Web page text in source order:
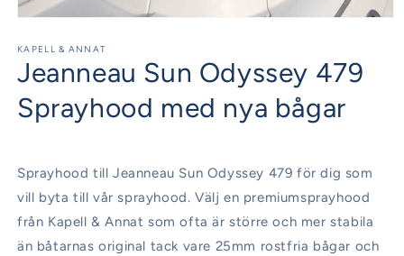
1
modalfönster
KAPELL & ANNAT
Jeanneau Sun Odyssey 479
Sprayhood med nya bågar
Sprayhood till Jeanneau Sun Odyssey 479 för dig som
vill byta till vår sprayhood. Välj en premiumsprayhood
från Kapell & Annat som ofta är större och mer stabila
än båtarnas original tack vare 25mm rostfria bågar och